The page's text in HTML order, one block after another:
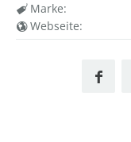
Marke:
Webseite: